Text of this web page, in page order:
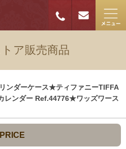
ア販売商品
ンダーケース★ティファニーTIFFA
レンダー Ref.44776★ワッズワース
PRICE